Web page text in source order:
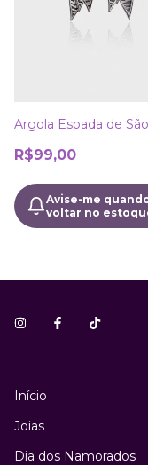
Argola Espada de
R$99,00
Avise-me
voltar no
Início
Joias
Dia dos Namorados